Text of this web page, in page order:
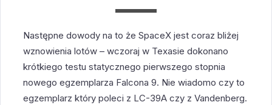
Następne dowody na to że SpaceX jest coraz bliżej
wznowienia lotów – wczoraj w Texasie dokonano
krótkiego testu statycznego pierwszego stopnia
nowego egzemplarza Falcona 9. Nie wiadomo czy to
egzemplarz który poleci z LC-39A czy z Vandenberg.